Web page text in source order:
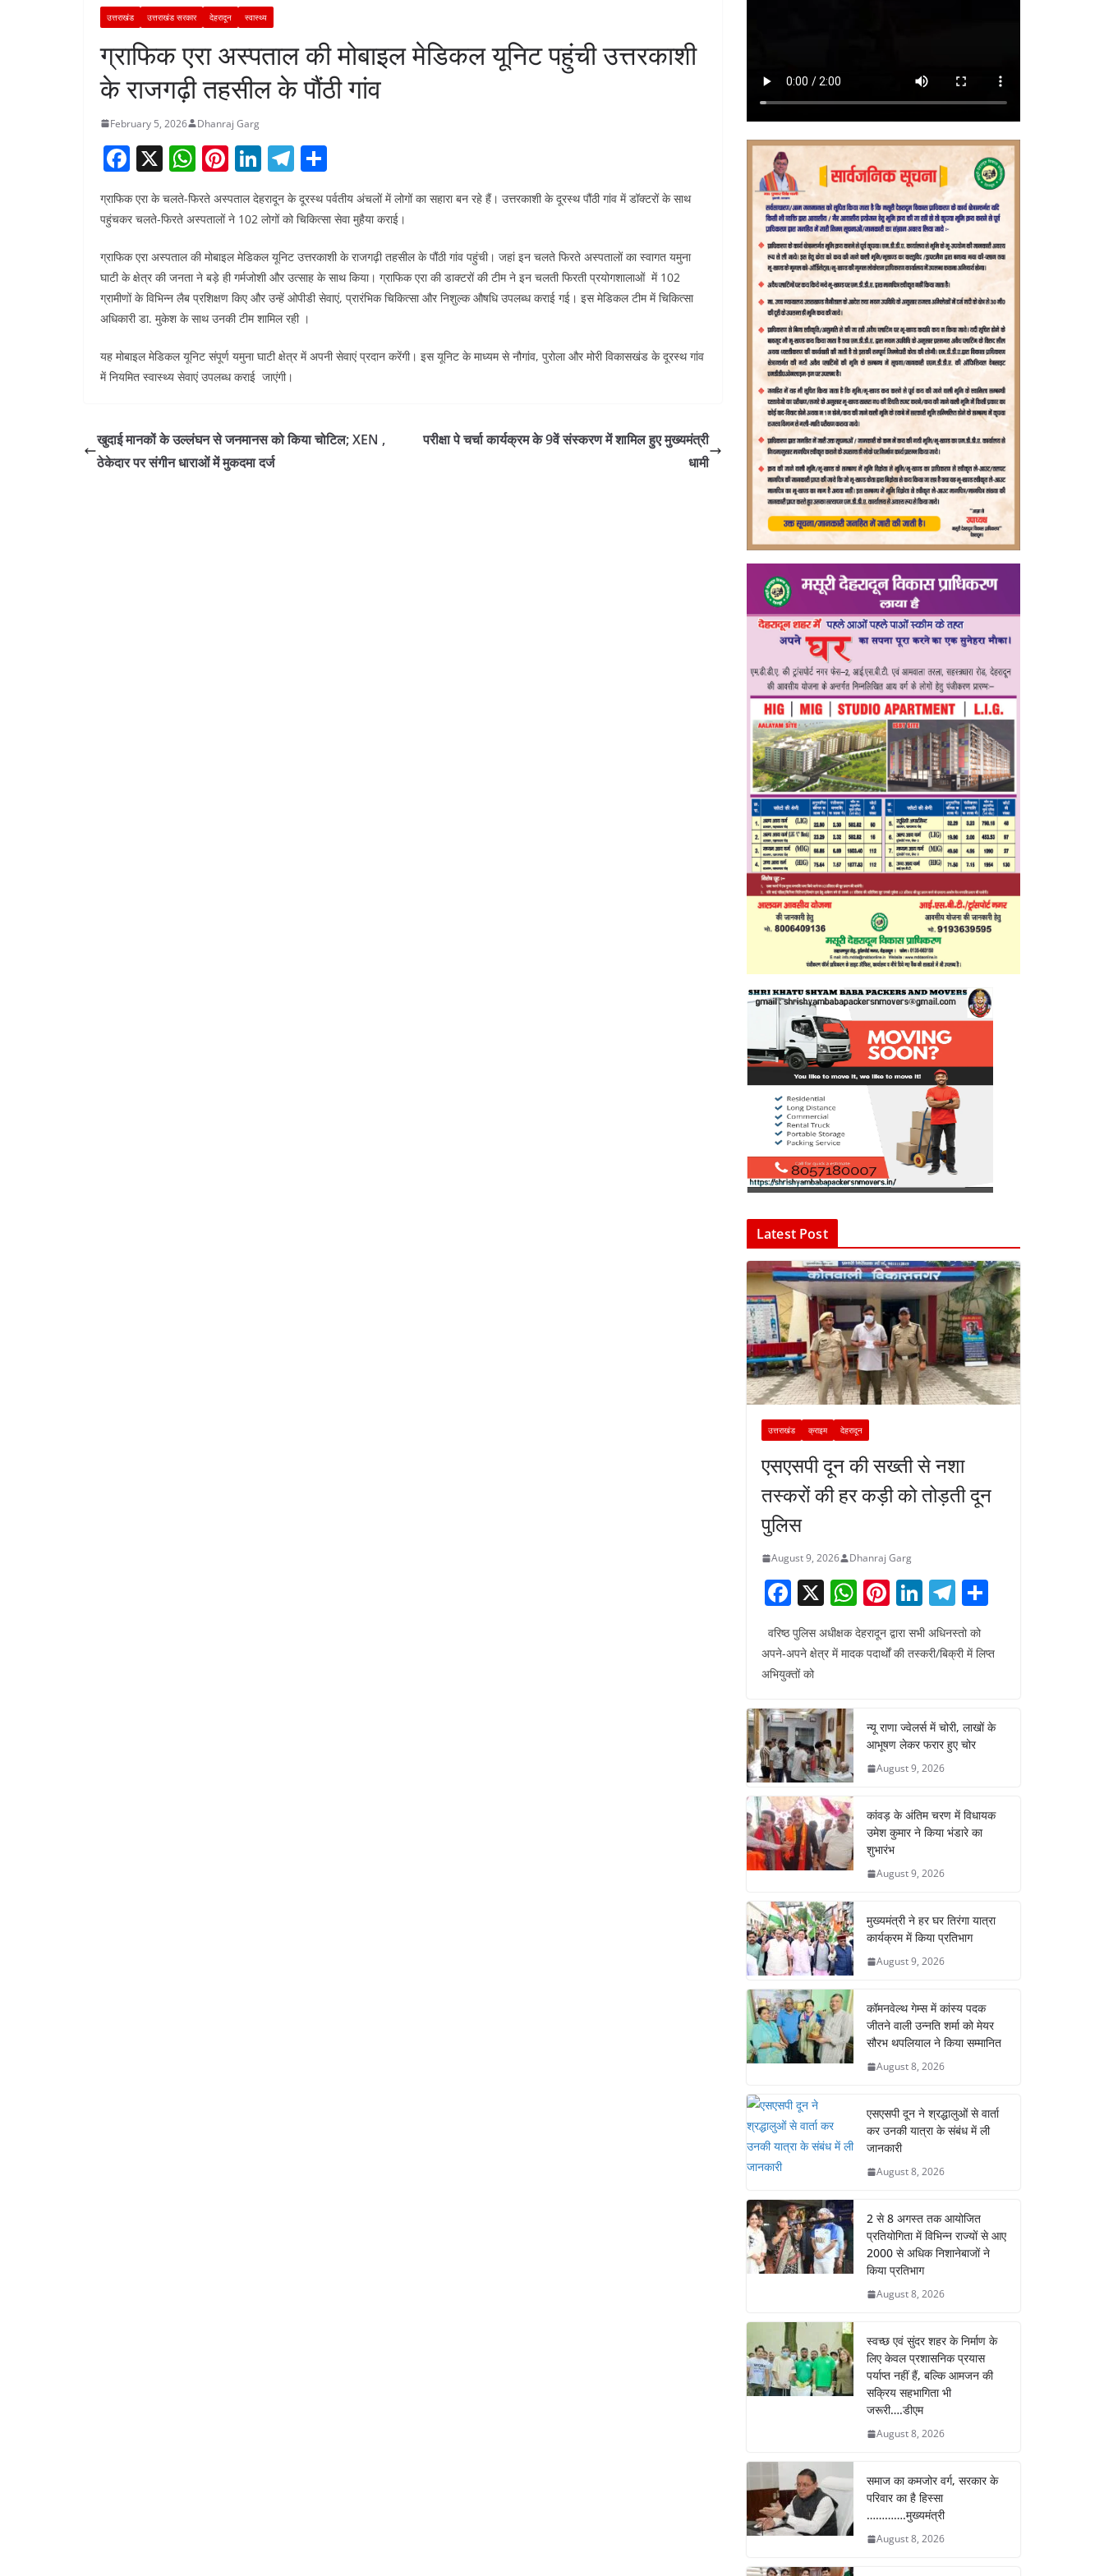
उत्तराखंड उत्तराखंड सरकार देहरादून स्वास्थ्य
ग्राफिक एरा अस्पताल की मोबाइल मेडिकल यूनिट पहुंची उत्तरकाशी
के राजगढ़ी तहसील के पौंठी गांव
February 5, 2026 Dhanraj Garg
F
c
b
o
o
X W
h
at
A
p
p
Pi
er
st
Li
k
dI
n
T
e
a
m
h
ar
ग्राफिक एरा के चलते-फिरते अस्पताल देहरादून के दूरस्थ पर्वतीय अंचलों में लोगों का सहारा बन रहे हैं। उत्तरकाशी के दूरस्थ पौंठी गांव में डॉक्टरों के साथ
पहुंचकर चलते-फिरते अस्पतालों ने 102 लोगों को चिकित्सा सेवा मुहैया कराई।
ग्राफिक एरा अस्पताल की मोबाइल मेडिकल यूनिट उत्तरकाशी के राजगढ़ी तहसील के पौंठी गांव पहुंची। जहां इन चलते फिरते अस्पतालों का स्वागत यमुना
घाटी के क्षेत्र की जनता ने बड़े ही गर्मजोशी और उत्साह के साथ किया। ग्राफिक एरा की डाक्टरों की टीम ने इन चलती फिरती प्रयोगशालाओं में 102
ग्रामीणों के विभिन्न लैब प्रशिक्षण किए और उन्हें ओपीडी सेवाएं, प्रारंभिक चिकित्सा और निशुल्क औषधि उपलब्ध कराई गई। इस मेडिकल टीम में चिकित्सा
अधिकारी डा. मुकेश के साथ उनकी टीम शामिल रही ।
यह मोबाइल मेडिकल यूनिट संपूर्ण यमुना घाटी क्षेत्र में अपनी सेवाएं प्रदान करेंगी। इस यूनिट के माध्यम से नौगांव, पुरोला और मोरी विकासखंड के दूरस्थ गांव
में नियमित स्वास्थ्य सेवाएं उपलब्ध कराई जाएंगी।
खुदाई मानकों के उल्लंघन से जनमानस को किया चोटिल; XEN ,
ठेकेदार पर संगीन धाराओं में मुकदमा दर्ज
परीक्षा पे चर्चा कार्यक्रम के 9वें संस्करण में शामिल हुए मुख्यमंत्री
धामी
Latest Post
उत्तराखंड क्राइम देहरादून
एसएसपी दून की सख्ती से नशा
तस्करों की हर कड़ी को तोड़ती दून
पुलिस
August 9, 2026 Dhanraj Garg
F
a
c
e
o
o
k
X W
h
at
p
p
Pi
er
Li
n
k
n
T
el
e
m
ar
वरिष्ठ पुलिस अधीक्षक देहरादून द्वारा सभी अधिनस्तो को
अपने-अपने क्षेत्र में मादक पदार्थों की तस्करी/बिक्री में लिप्त
अभियुक्तों को
न्यू राणा ज्वेलर्स में चोरी, लाखों के
आभूषण लेकर फरार हुए चोर
August 9, 2026
कांवड़ के अंतिम चरण में विधायक
उमेश कुमार ने किया भंडारे का
शुभारंभ
August 9, 2026
मुख्यमंत्री ने हर घर तिरंगा यात्रा
कार्यक्रम में किया प्रतिभाग
August 9, 2026
कॉमनवेल्थ गेम्स में कांस्य पदक
जीतने वाली उन्नति शर्मा को मेयर
सौरभ थपलियाल ने किया सम्मानित
August 8, 2026
एसएसपी दून ने श्रद्धालुओं से वार्ता
कर उनकी यात्रा के संबंध में ली
जानकारी
August 8, 2026
2 से 8 अगस्त तक आयोजित
प्रतियोगिता में विभिन्न राज्यों से आए
2000 से अधिक निशानेबाजों ने
किया प्रतिभाग
August 8, 2026
स्वच्छ एवं सुंदर शहर के निर्माण के
लिए केवल प्रशासनिक प्रयास
पर्याप्त नहीं हैं, बल्कि आमजन की
सक्रिय सहभागिता भी
जरूरी….डीएम
August 8, 2026
समाज का कमजोर वर्ग, सरकार के
परिवार का है हिस्सा
………….मुख्यमंत्री
August 8, 2026